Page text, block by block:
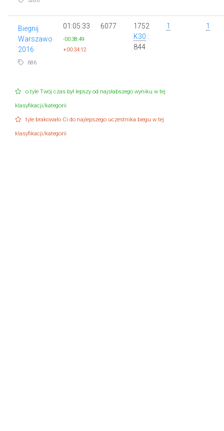
Biegnij
Warszawo
2016
686
01:05:33
-00:38:49
+00:34:12
6077
1752
K30 :
844
1 1
o tyle Twój czas był lepszy od najsłabszego wyniku w tej
klasyfikacji/kategorii
tyle brakowało Ci do najlepszego uczestnika biegu w tej
klasyfikacji/kategorii